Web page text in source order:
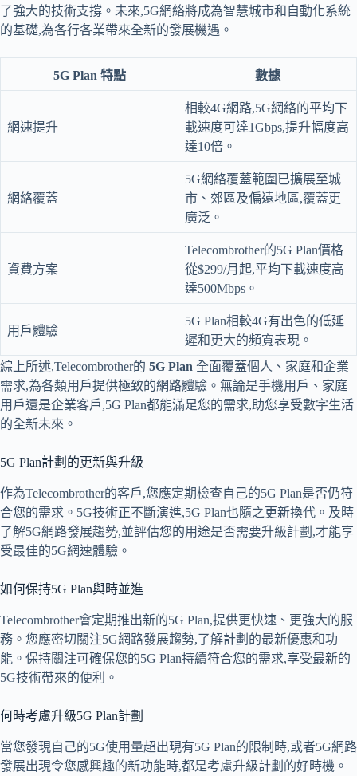
了強大的技術支撐。未來,5G網絡將成為智慧城市和自動化系統
的基礎,為各行各業帶來全新的發展機遇。
5G Plan 特點 數據
網速提升
相較4G網路,5G網絡的平均下
載速度可達1Gbps,提升幅度高
達10倍。
網絡覆蓋
5G網絡覆蓋範圍已擴展至城
市、郊區及偏遠地區,覆蓋更
廣泛。
資費方案
Telecombrother的5G Plan價格
從$299/月起,平均下載速度高
達500Mbps。
用戶體驗
5G Plan相較4G有出色的低延
遲和更大的頻寬表現。
綜上所述,Telecombrother的 5G Plan 全面覆蓋個人、家庭和企業
需求,為各類用戶提供極致的網路體驗。無論是手機用戶、家庭
用戶還是企業客戶,5G Plan都能滿足您的需求,助您享受數字生活
的全新未來。
5G Plan計劃的更新與升級
作為Telecombrother的客戶,您應定期檢查自己的5G Plan是否仍符
合您的需求。5G技術正不斷演進,5G Plan也隨之更新換代。及時
了解5G網路發展趨勢,並評估您的用途是否需要升級計劃,才能享
受最佳的5G網速體驗。
如何保持5G Plan與時並進
Telecombrother會定期推出新的5G Plan,提供更快速、更強大的服
務。您應密切關注5G網路發展趨勢,了解計劃的最新優惠和功
能。保持關注可確保您的5G Plan持續符合您的需求,享受最新的
5G技術帶來的便利。
何時考慮升級5G Plan計劃
當您發現自己的5G使用量超出現有5G Plan的限制時,或者5G網路
發展出現令您感興趣的新功能時,都是考慮升級計劃的好時機。